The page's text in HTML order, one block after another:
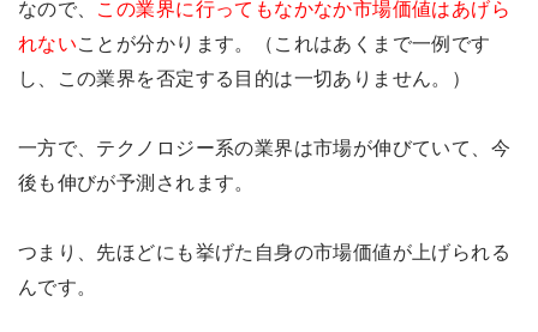
なので、 この業界に行ってもなかなか市場価値はあげら
れないことが分かります。（これはあくまで一例です
し、この業界を否定する目的は一切ありません。）
一方で、テクノロジー系の業界は市場が伸びていて、今
後も伸びが予測されます。
つまり、先ほどにも挙げた自身の市場価値が上げられる
んです。